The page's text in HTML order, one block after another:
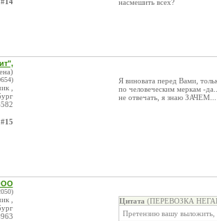
насмешить всех?
,
#15
Я виновата перед Вами,
по человеческим меркам -
не отвечать, я знаю ЗАЧЕМ...
,
Цитата (ПЕРЕВОЗКА
Претензию вашу выложить,